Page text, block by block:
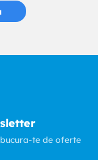
te de oferte